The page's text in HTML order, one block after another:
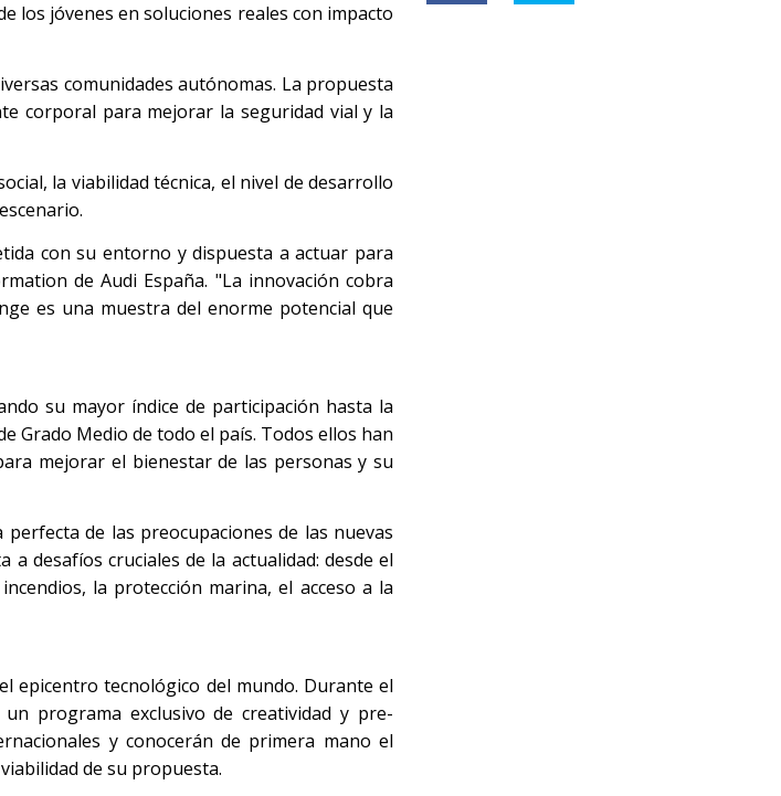
los jóvenes en soluciones reales con impacto
comunidades autónomas. La propuesta
corporal para mejorar la seguridad vial y la
la viabilidad técnica, el nivel de desarrollo
con su entorno y dispuesta a actuar para
de Audi España. "La innovación cobra
es una muestra del enorme potencial que
su mayor índice de participación hasta la
Grado Medio de todo el país. Todos ellos han
mejorar el bienestar de las personas y su
de las preocupaciones de las nuevas
desafíos cruciales de la actualidad: desde el
la protección marina, el acceso a la
epicentro tecnológico del mundo. Durante el
programa exclusivo de creatividad y pre-
y conocerán de primera mano el
de su propuesta.